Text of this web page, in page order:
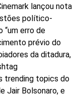
lançou nota
político-
“um erro de
prévio do
da ditadura,
trending topics do
Jair Bolsonaro, e